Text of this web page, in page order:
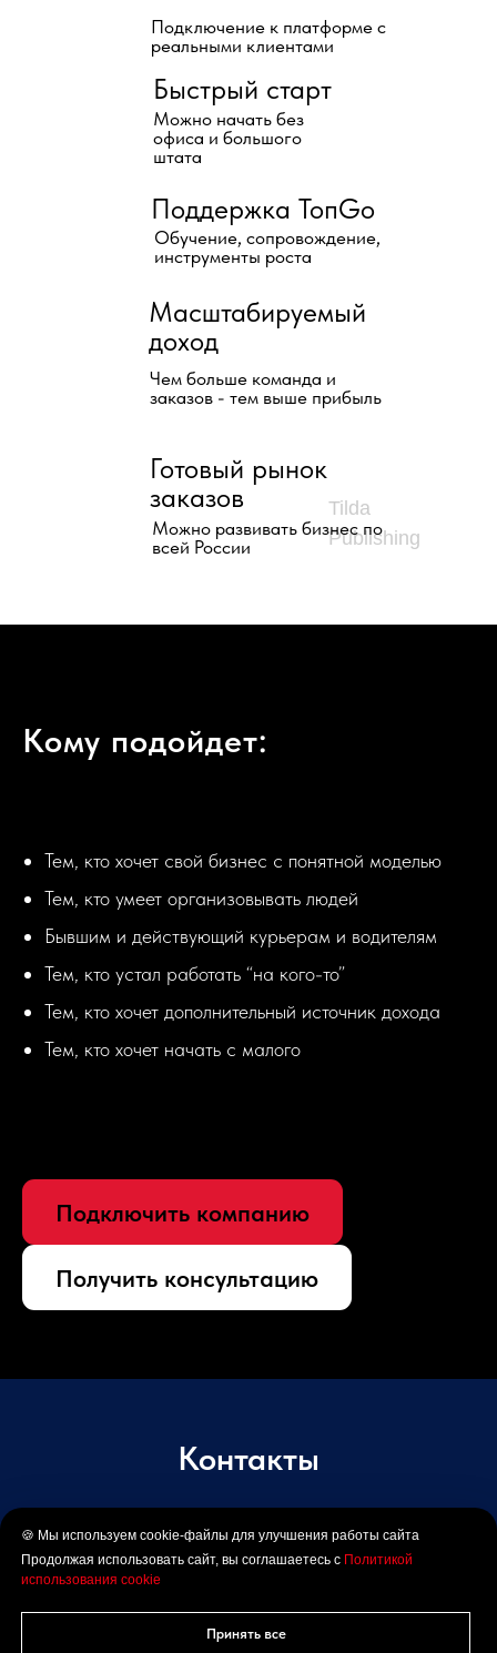
Tilda
Publishing
Быстрый старт
Поддержка ToпGo
Масштабируемый
доход
Готовый рынок
заказов
Подключение к платформе с
реальными клиентами
Можно начать без
офиса и большого
штата
Можно развивать бизнес по
всей России
Чем больше команда и
заказов - тем выше прибыль
Обучение, сопровождение,
инструменты роста
Кому подойдет:
Тем, кто хочет свой бизнес с понятной моделью
Тем, кто умеет организовывать людей
Бывшим и действующий курьерам и водителям
Тем, кто устал работать “на кого-то”
Тем, кто хочет дополнительный источник дохода
Тем, кто хочет начать с малого
Подключить компанию
Получить консультацию
Контакты
Если остались вопросы, звоните нам по
единому номеру
+7 965 819 2776
🍪 Мы используем cookie-файлы для улучшения работы сайта
Продолжая использовать сайт, вы соглашаетесь с Политикой
использования cookie
Принять все